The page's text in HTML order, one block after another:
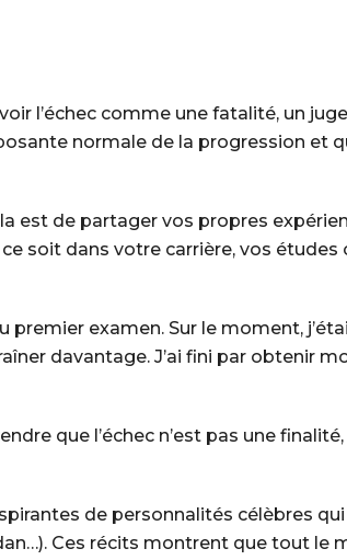
l’échec comme une fatalité, un
normale de la progression et
est de partager vos propres
soit dans votre carrière, vos
premier examen. Sur le moment,
davantage. J’ai fini par obtenir
que l’échec n’est pas une
de personnalités célèbres
Ces récits montrent que tout le